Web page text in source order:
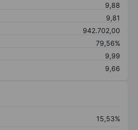
9,88
9,81
942.702,00
79,56%
9,99
9,66
15,53%